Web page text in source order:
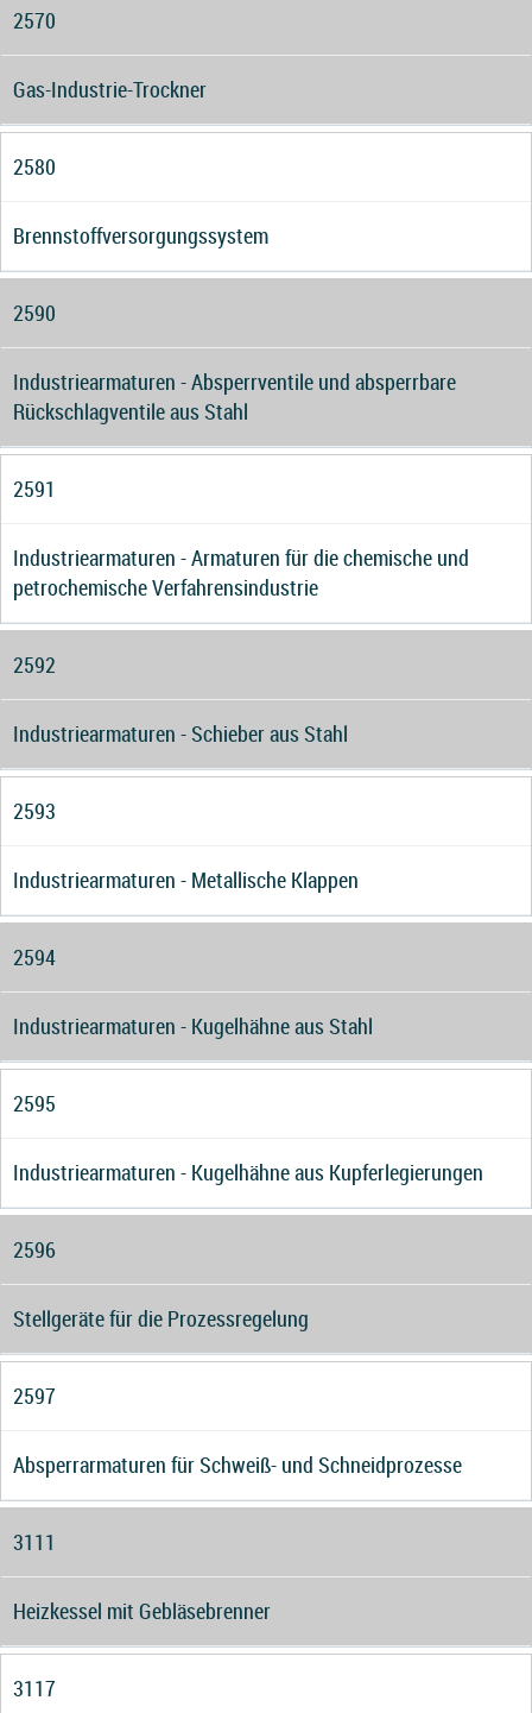
2570
Gas-Industrie-Trockner
2580
Brennstoffversorgungssystem
2590
Industriearmaturen - Absperrventile und absperrbare
Rückschlagventile aus Stahl
2591
Industriearmaturen - Armaturen für die chemische und
petrochemische Verfahrensindustrie
2592
Industriearmaturen - Schieber aus Stahl
2593
Industriearmaturen - Metallische Klappen
2594
Industriearmaturen - Kugelhähne aus Stahl
2595
Industriearmaturen - Kugelhähne aus Kupferlegierungen
2596
Stellgeräte für die Prozessregelung
2597
Absperrarmaturen für Schweiß- und Schneidprozesse
3111
Heizkessel mit Gebläsebrenner
3117